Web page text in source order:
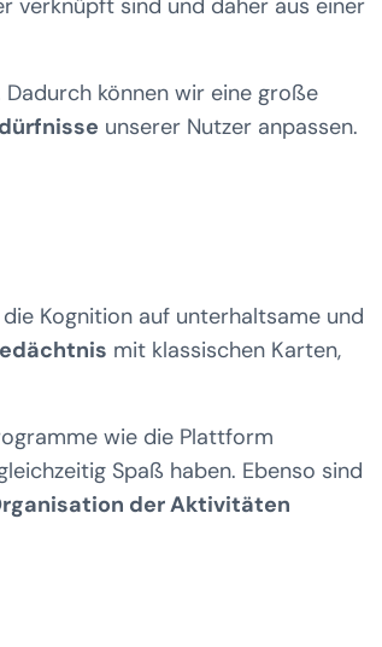
verknüpft sind und daher aus einer
können wir eine große
unserer Nutzer anpassen.
Kognition auf unterhaltsame und
mit klassischen Karten,
wie die Plattform
Spaß haben. Ebenso sind
der Aktivitäten